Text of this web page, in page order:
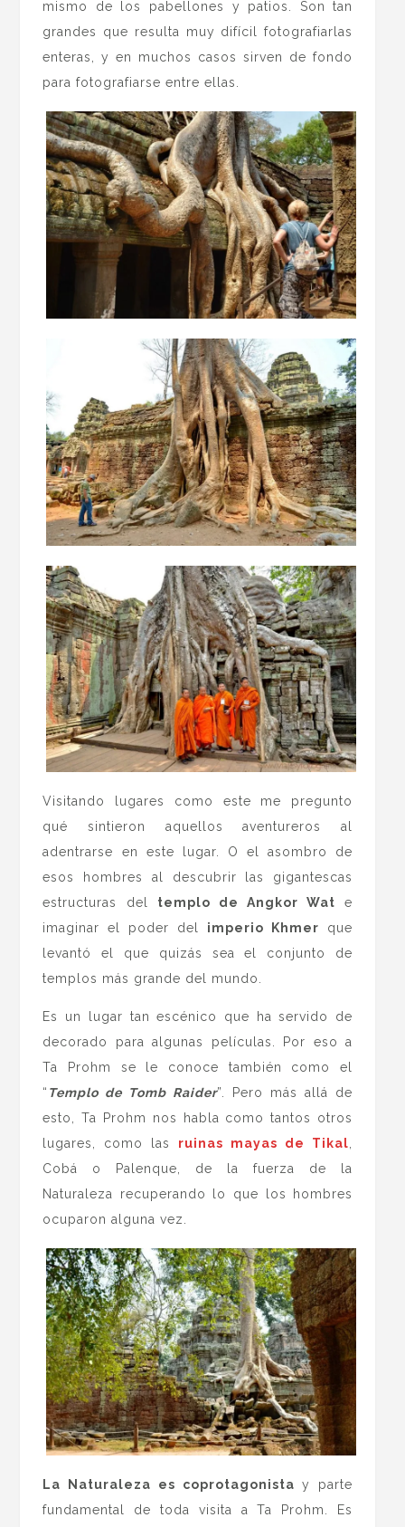
mismo de los pabellones y patios. Son tan
grandes que resulta muy difícil fotografiarlas
enteras, y en muchos casos sirven de fondo
para fotografiarse entre ellas.
Visitando lugares como este me pregunto
qué sintieron aquellos aventureros al
adentrarse en este lugar. O el asombro de
esos hombres al descubrir las gigantescas
estructuras del templo de Angkor Wat e
imaginar el poder del imperio Khmer que
levantó el que quizás sea el conjunto de
templos más grande del mundo.
Es un lugar tan escénico que ha servido de
decorado para algunas películas. Por eso a
Ta Prohm se le conoce también como el
“ Templo de Tomb Raider”. Pero más allá de
esto, Ta Prohm nos habla como tantos otros
lugares, como las ruinas mayas de Tikal
Cobá o Palenque, de la fuerza de la
Naturaleza recuperando lo que los hombres
ocuparon alguna vez.
La Naturaleza es coprotagonista y parte
fundamental de toda visita a Ta Prohm. Es